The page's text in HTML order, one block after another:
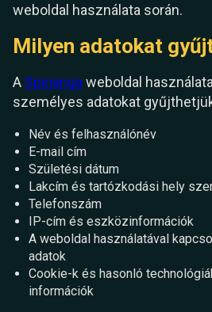
weboldal használata során.
Milyen adatokat
A Spinanga weboldal
személyes adatokat
Név és felhasználónév
E-mail cím
Születési dátum
Lakcím és tartózkodási hely
Telefonszám
IP-cím és eszközinformációk
A weboldal használatával
adatok
Cookie-k és hasonló
információk